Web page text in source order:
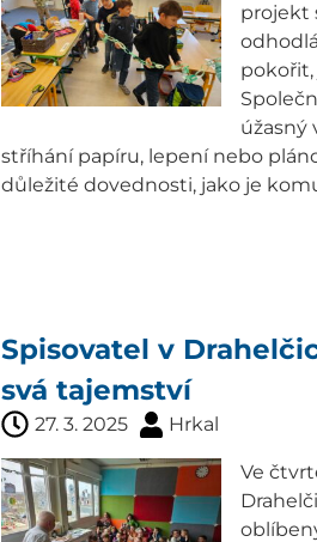
projekt
úžasný
stříhání papíru, lepení nebo
důležité dovednosti, jako je
Spisovatel v
svá tajemství
27. 3. 2025 Hrkal
Ve